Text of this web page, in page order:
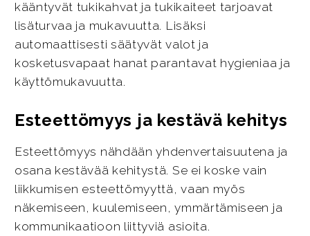
kääntyvät tukikahvat ja tukikaiteet tarjoavat
lisäturvaa ja mukavuutta. Lisäksi
automaattisesti säätyvät valot ja
kosketusvapaat hanat parantavat hygieniaa ja
käyttömukavuutta.
Esteettömyys ja kestävä kehitys
Esteettömyys nähdään yhdenvertaisuutena ja
osana kestävää kehitystä. Se ei koske vain
liikkumisen esteettömyyttä, vaan myös
näkemiseen, kuulemiseen, ymmärtämiseen ja
kommunikaatioon liittyviä asioita.